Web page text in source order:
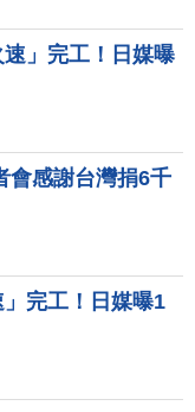
」完工！日媒曝
會感謝台灣捐6千
完工！日媒曝1